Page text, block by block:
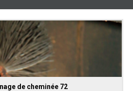
de cheminée 72